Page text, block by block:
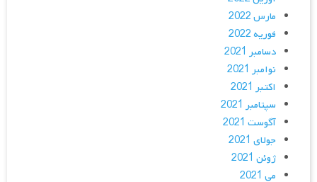
مارس 2022
فوریه 2022
دسامبر 2021
نوامبر 2021
اکتبر 2021
سپتامبر 2021
آگوست 2021
جولای 2021
ژوئن 2021
می 2021